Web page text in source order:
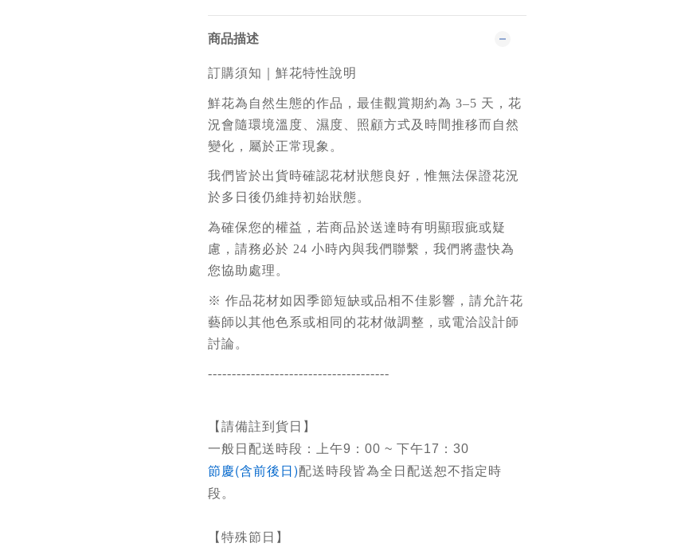
商品描述
訂購須知｜鮮花特性說明
鮮花為自然生態的作品，最佳觀賞期約為 3–5 天，花
況會隨環境溫度、濕度、照顧方式及時間推移而自然
變化，屬於正常現象。
我們皆於出貨時確認花材狀態良好，惟無法保證花況
於多日後仍維持初始狀態。
為確保您的權益，若商品於送達時有明顯瑕疵或疑
慮，請務必於 24 小時內與我們聯繫，我們將盡快為
您協助處理。
※ 作品花材如因季節短缺或品相不佳影響，請允許花
藝師以其他色系或相同的花材做調整，或電洽設計師
討論。
--------------------------------------
【請備註到貨日】
一般日配送時段：上午9：00 ~ 下午17：30
節慶(含前後日)配送時段皆為全日配送恕不指定時
段。
【特殊節日】